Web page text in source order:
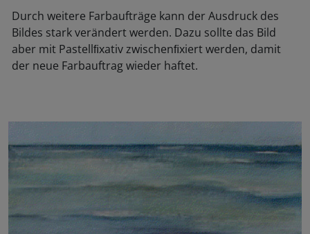
Durch weitere Farbaufträge kann der Ausdruck des
Bildes stark verändert werden. Dazu sollte das Bild
aber mit Pastellﬁxativ zwischenﬁxiert werden, damit
der neue Farbauftrag wieder haftet.